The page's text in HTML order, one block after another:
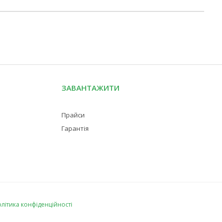
ЗАВАНТАЖИТИ
Прайси
Гарантія
конфіденційності